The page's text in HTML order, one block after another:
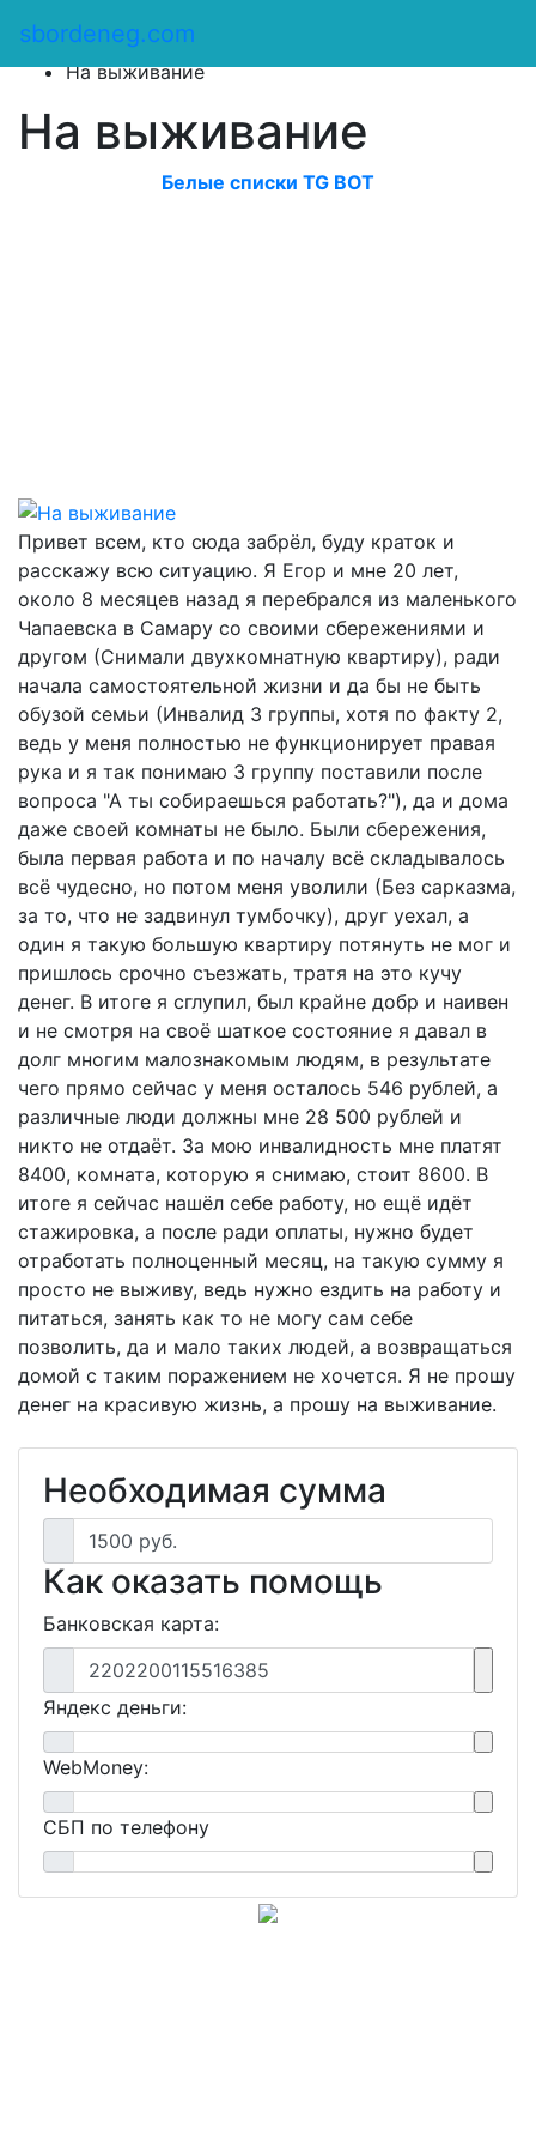
sbordeneg.com
Оказать помощь
На выживание
На выживание
Белые списки TG BOT
Привет всем, кто сюда забрёл, буду краток и
расскажу всю ситуацию. Я Егор и мне 20 лет,
около 8 месяцев назад я перебрался из маленького
Чапаевска в Самару со своими сбережениями и
другом (Снимали двухкомнатную квартиру), ради
начала самостоятельной жизни и да бы не быть
обузой семьи (Инвалид 3 группы, хотя по факту 2,
ведь у меня полностью не функционирует правая
рука и я так понимаю 3 группу поставили после
вопроса "А ты собираешься работать?"), да и дома
даже своей комнаты не было. Были сбережения,
была первая работа и по началу всё складывалось
всё чудесно, но потом меня уволили (Без сарказма,
за то, что не задвинул тумбочку), друг уехал, а
один я такую большую квартиру потянуть не мог и
пришлось срочно съезжать, тратя на это кучу
денег. В итоге я сглупил, был крайне добр и наивен
и не смотря на своё шаткое состояние я давал в
долг многим малознакомым людям, в результате
чего прямо сейчас у меня осталось 546 рублей, а
различные люди должны мне 28 500 рублей и
никто не отдаёт. За мою инвалидность мне платят
8400, комната, которую я снимаю, стоит 8600. В
итоге я сейчас нашёл себе работу, но ещё идёт
стажировка, а после ради оплаты, нужно будет
отработать полноценный месяц, на такую сумму я
просто не выживу, ведь нужно ездить на работу и
питаться, занять как то не могу сам себе
позволить, да и мало таких людей, а возвращаться
домой с таким поражением не хочется. Я не прошу
денег на красивую жизнь, а прошу на выживание.
Необходимая сумма
1500 руб.
Как оказать помощь
Банковская карта:
2202200115516385
Яндекс деньги:
WebMoney:
СБП по телефону